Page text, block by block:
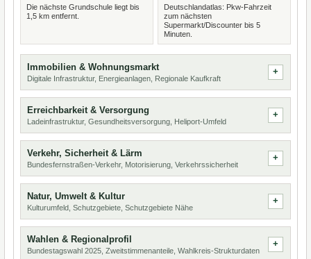
Die nächste Grundschule liegt bis
1,5 km entfernt.
Deutschlandatlas: Pkw-Fahrzeit
zum nächsten
Supermarkt/Discounter bis 5
Minuten.
Immobilien & Wohnungsmarkt
Digitale Infrastruktur, Energieanlagen, Regionale Kaufkraft
Erreichbarkeit & Versorgung
Ladeinfrastruktur, Gesundheitsversorgung, Heliport-Umfeld
Verkehr, Sicherheit & Lärm
Bundesfernstraßen-Verkehr, Motorisierung, Verkehrssicherheit
Natur, Umwelt & Kultur
Kulturumfeld, Schutzgebiete, Schutzgebiete Nähe
Wahlen & Regionalprofil
Bundestagswahl 2025, Zweitstimmenanteile, Wahlkreis-Strukturdaten